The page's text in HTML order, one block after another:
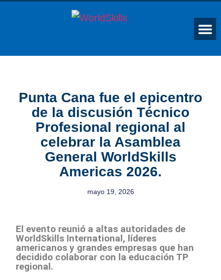
Punta Cana fue el epicentro
de la discusión Técnico
Profesional regional al
celebrar la Asamblea
General WorldSkills
Americas 2026.
mayo 19, 2026
El evento reunió a altas autoridades de
WorldSkills International, líderes
americanos y grandes empresas que han
decidido colaborar con la educación TP
regional.